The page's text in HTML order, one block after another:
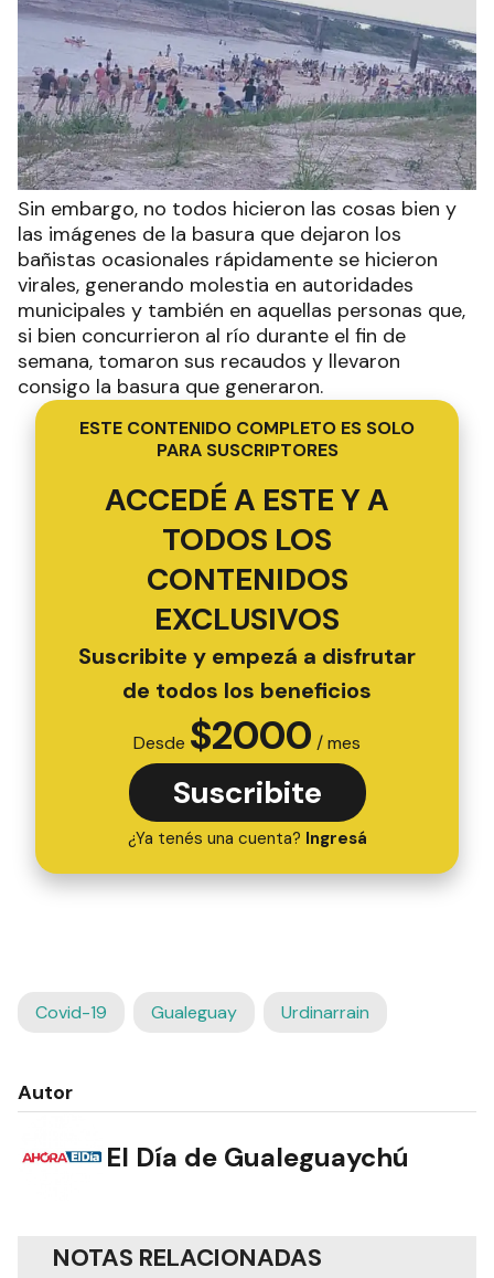
Sin embargo, no todos hicieron las cosas bien y
las imágenes de la basura que dejaron los
bañistas ocasionales rápidamente se hicieron
virales, generando molestia en autoridades
municipales y también en aquellas personas que,
si bien concurrieron al río durante el fin de
semana, tomaron sus recaudos y llevaron
consigo la basura que generaron.
ESTE CONTENIDO COMPLETO ES SOLO
PARA SUSCRIPTORES
ACCEDÉ A ESTE Y A
TODOS LOS
CONTENIDOS
EXCLUSIVOS
Suscribite y empezá a disfrutar
de todos los beneficios
Desde $2000 / mes
Suscribite
¿Ya tenés una cuenta? Ingresá
Covid-19 Gualeguay Urdinarrain
Autor
El Día de Gualeguaychú
NOTAS RELACIONADAS